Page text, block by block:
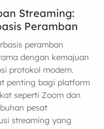
Streaming:
Peramban
peramban
dengan kemajuan
protokol modern.
penting bagi platform
seperti Zoom dan
pesat
streaming yang